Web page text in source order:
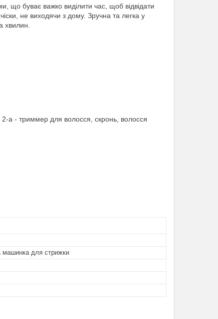
що буває важко виділити час, щоб відвідати
не виходячи з дому. Зручна та легка у
хвилин.
а - триммер для волосся, скронь, волосся
машинка для стрижки